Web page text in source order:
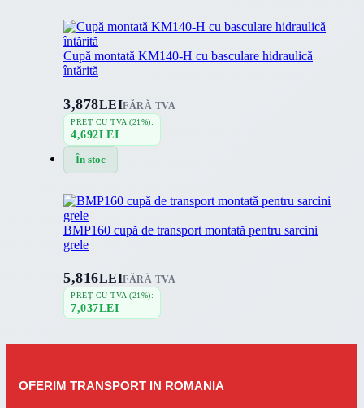
Cupă montată KM140-H cu basculare hidraulică
întărită
3,878LEIFĂRĂ TVA
PREȚ CU TVA (21%):
4,692LEI
În stoc
BMP160 cupă de transport montată pentru sarcini
grele
5,816LEIFĂRĂ TVA
PREȚ CU TVA (21%):
7,037LEI
OFERIM TRANSPORT IN ROMANIA